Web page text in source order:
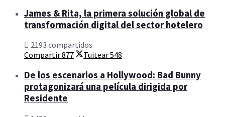
James & Rita, la primera solución global de
transformación digital del sector hotelero
2193 compartidos
Compartir877 Tuitear548
De los escenarios a Hollywood: Bad Bunny
protagonizará una película dirigida por
Residente